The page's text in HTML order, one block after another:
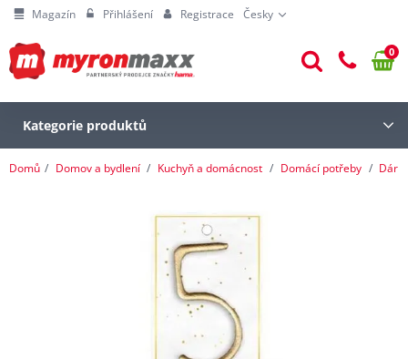
Magazín Přihlášení Registrace Česky
0
Kategorie produktů
Domů Domov a bydlení Kuchyň a domácnost Domácí potřeby